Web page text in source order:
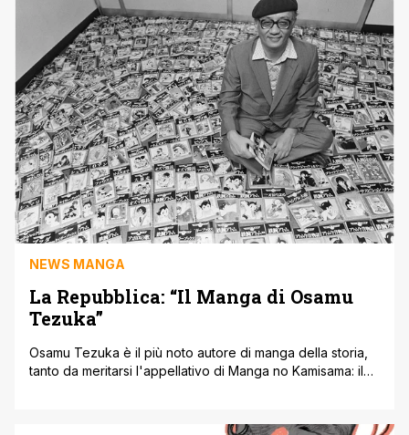
post condiviso da J-POP Manga (@jpopmanga) In uscita
NEWS MANGA
La Repubblica: “Il Manga di Osamu
Tezuka”
Osamu Tezuka è il più noto autore di manga della storia,
tanto da meritarsi l'appellativo di Manga no Kamisama: il
infatti uno dei tratti distintivi dell'animazione giapponese,